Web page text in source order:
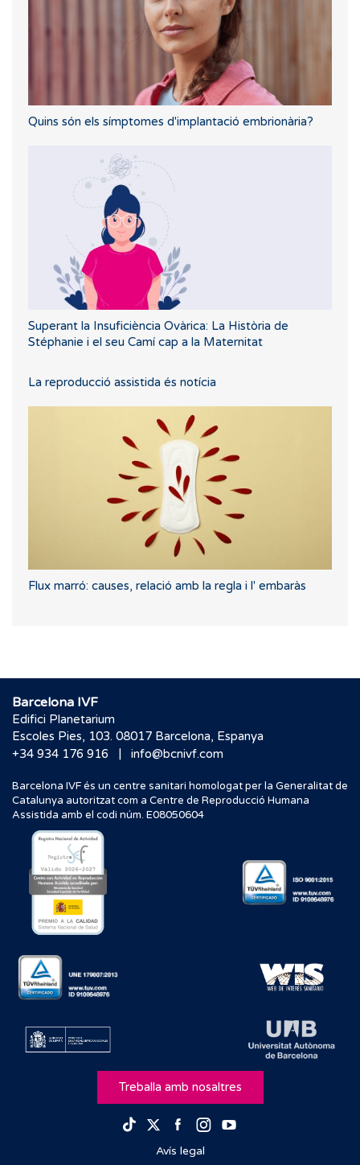
Quins són els símptomes d'implantació embrionària?
Superant la Insuficiència Ovàrica: La Història de
Stéphanie i el seu Camí cap a la Maternitat
La reproducció assistida és notícia
Flux marró: causes, relació amb la regla i l' embaràs
Barcelona IVF
Edifici Planetarium
Escoles Pies, 103. 08017 Barcelona, Espanya
+34 934 176 916
| info@bcnivf.com
Barcelona IVF és un centre sanitari homologat per la Generalitat de
Catalunya autoritzat com a Centre de Reproducció Humana
Assistida amb el codi núm. E08050604
Treballa amb nosaltres
TikTokTwitterFacebook
Instagram
Avís legal